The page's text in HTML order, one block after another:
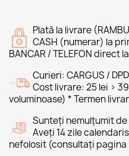
Plată la livrare
CASH (numerar) la
BANCAR / TELEFON direct
Curieri: CARGUS / DPD
Cost livrare: 25 lei >
voluminoase) * Termen
Sunteți nemulțumit
Aveți 14 zile
nefolosit (consultați pagina